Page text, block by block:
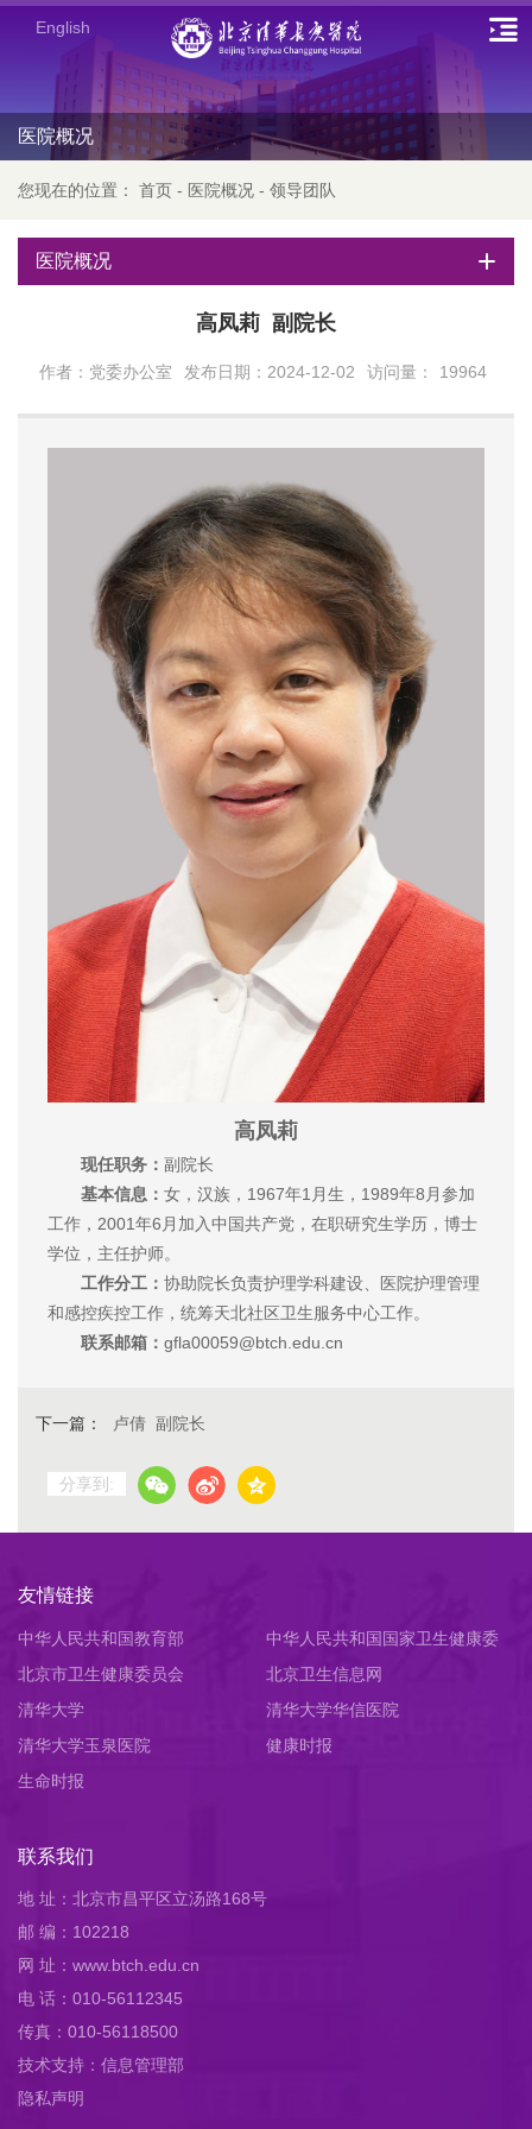
English
医院概况
您现在的位置： 首页 - 医院概况 - 领导团队
医院概况
高凤莉 副院长
作者：党委办公室 发布日期：2024-12-02 访问量： 19964
高凤莉
现任职务： 副院长
基本信息： 女，汉族，1967年1月生，1989年8月参加
工作，2001年6月加入中国共产党，在职研究生学历，博士
学位，主任护师。
工作分工： 协助院长负责护理学科建设、医院护理管理
和感控疾控工作，统筹天北社区卫生服务中心工作。
联系邮箱： gfla00059@btch.edu.cn
下一篇： 卢倩 副院长
分享到:
友情链接
中华人民共和国教育部
中华人民共和国国家卫生健康委
员会
北京市卫生健康委员会
北京卫生信息网
清华大学
清华大学华信医院
清华大学玉泉医院
健康时报
生命时报
联系我们
地 址：北京市昌平区立汤路168号
邮 编：102218
网 址：www.btch.edu.cn
电 话：010-56112345
传真：010-56118500
技术支持：信息管理部
隐私声明